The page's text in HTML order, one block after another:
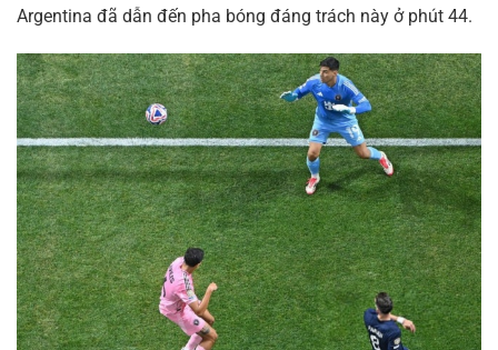
Argentina đã dẫn đến pha bóng đáng trách này ở phút 44.